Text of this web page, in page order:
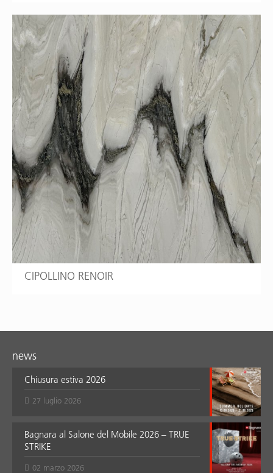
CIPOLLINO RENOIR
news
Chiusura estiva 2026
27 luglio 2026
Bagnara al Salone del Mobile 2026 – TRUE
STRIKE
02 marzo 2026